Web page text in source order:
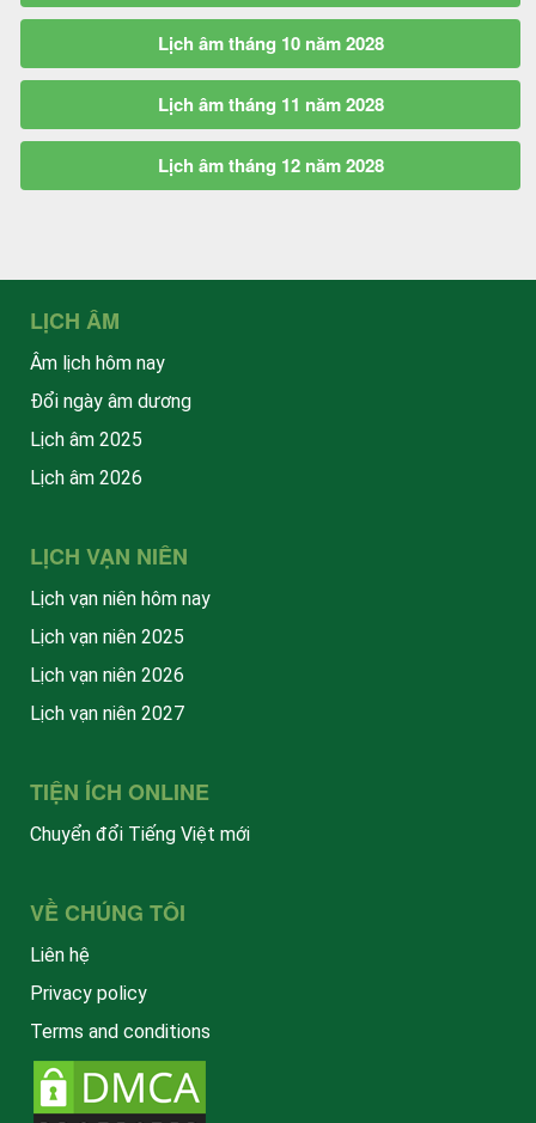
Lịch âm tháng 10 năm 2028
Lịch âm tháng 11 năm 2028
Lịch âm tháng 12 năm 2028
LỊCH ÂM
Âm lịch hôm nay
Đổi ngày âm dương
Lịch âm 2025
Lịch âm 2026
LỊCH VẠN NIÊN
Lịch vạn niên hôm nay
Lịch vạn niên 2025
Lịch vạn niên 2026
Lịch vạn niên 2027
TIỆN ÍCH ONLINE
Chuyển đổi Tiếng Việt mới
VỀ CHÚNG TÔI
Liên hệ
Privacy policy
Terms and conditions